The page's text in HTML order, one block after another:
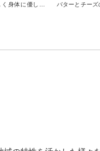
身体に優しい
バターとチーズ